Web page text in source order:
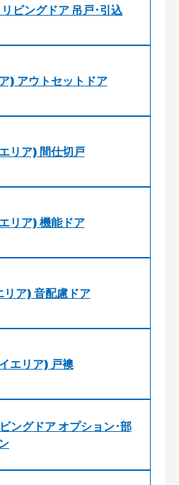
ビングドア 吊戸･引込
) アウトセットドア
リア) 間仕切戸
リア) 機能ドア
ア) 音配慮ドア
エリア) 戸襖
ングドア オプション･部